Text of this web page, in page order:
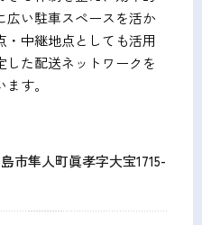
広い駐車スペースを活か
・中継地点としても活用
した配送ネットワークを
す。
市隼人町眞孝字大宝1715-